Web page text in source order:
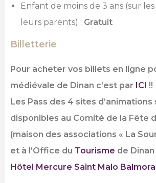
Enfant de moins de 3 ans (sur
leurs parents) : Gratuit
Billetterie
Pour acheter vos billets en ligne
médiévale de Dinan c’est par ICI !!
Les Pass des 4 sites d’animations
disponibles au Comité de la Fête
(maison des associations « La
et à l’Office du Tourisme de Dinan
Hôtel Mercure Saint Malo